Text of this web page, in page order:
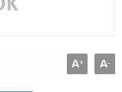
A+ A-